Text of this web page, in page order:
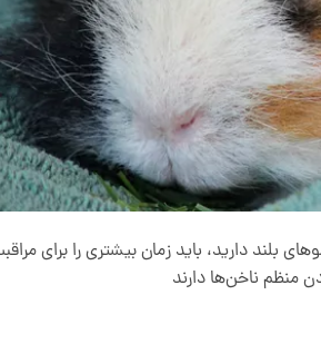
بلند دارید، باید زمان بیشتری را برای
منظم ناخن‌ها دارند